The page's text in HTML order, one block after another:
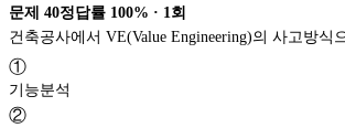
문제 40정답률 100% · 1 회
①
기능분석
②